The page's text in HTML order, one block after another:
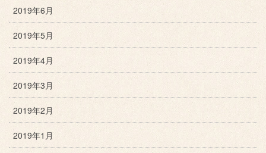
2019年6月
2019年5月
2019年4月
2019年3月
2019年2月
2019年1月